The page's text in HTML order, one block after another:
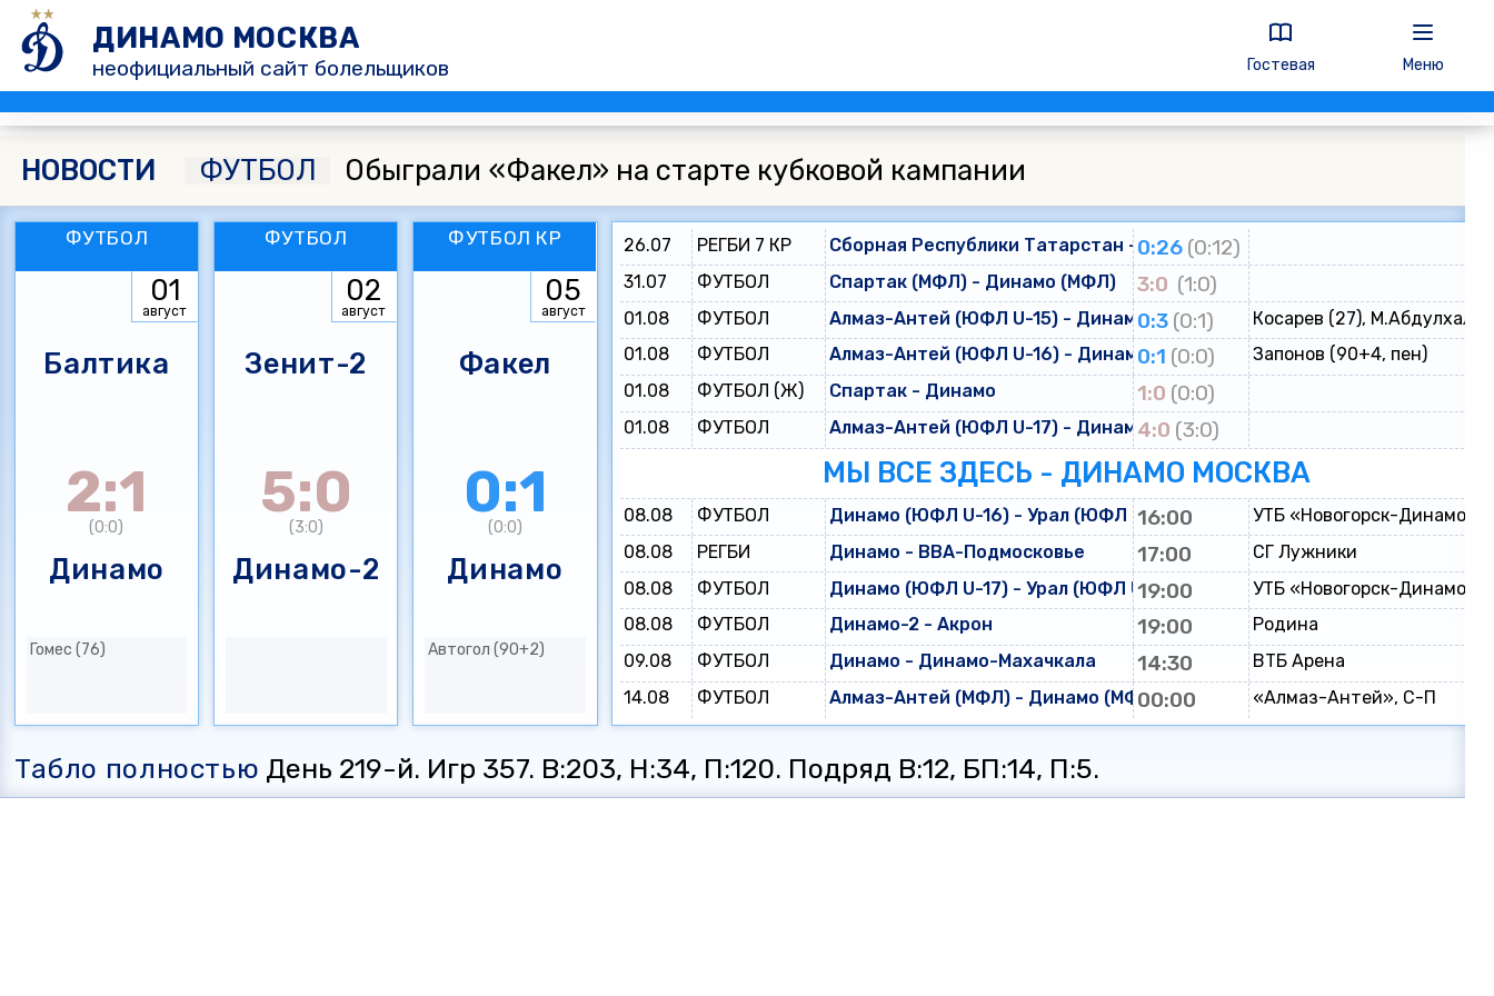
ДИНАМО МОСКВА
неофициальный сайт болельщиков Гостевая Меню
НОВОСТИ ФУТБОЛ Обыграли «Факел» на старте кубковой кампании
ФУТБОЛ
01
август
Балтика
2:1
(0:0)
Динамо
Гомес (76)
ФУТБОЛ
02
август
Зенит-2
5:0
(3:0)
Динамо-2
ФУТБОЛ КР
05
август
Факел
0:1
(0:0)
Динамо
Автогол (90+2)
26.07 РЕГБИ 7 КР Сборная Республики Татарстан - Динамо
0:26 (0:12)
31.07 ФУТБОЛ Спартак (МФЛ) - Динамо (МФЛ) 3:0 (1:0)
01.08 ФУТБОЛ Алмаз-Антей (ЮФЛ U-15) - Динамо (ЮФЛ U-15)
0:3 (0:1)
Косарев (27),
01.08
ФУТБОЛ Алмаз-Антей (ЮФЛ U-16) - Динамо (ЮФЛ U-16)
0:1 (0:0)
Запонов (90+4, пен)
01.08
ФУТБОЛ (Ж) Спартак - Динамо 1:0 (0:0)
01.08 ФУТБОЛ Алмаз-Антей (ЮФЛ U-17) - Динамо (ЮФЛ U-17)
4:0 (3:0)
МЫ ВСЕ ЗДЕСЬ - ДИНАМО МОСКВА
08.08 ФУТБОЛ Динамо (ЮФЛ U-16) - Урал (ЮФЛ U-16)
16:00
УТБ «Новогорск-Динамо»
08.08
РЕГБИ Динамо - ВВА-Подмосковье 17:00
СГ Лужники
08.08
ФУТБОЛ Динамо (ЮФЛ U-17) - Урал (ЮФЛ U-17)
19:00
УТБ «Новогорск-Динамо»
08.08
ФУТБОЛ Динамо-2 - Акрон 19:00
Родина
09.08
ФУТБОЛ Динамо - Динамо-Махачкала 14:30
ВТБ Арена
14.08
ФУТБОЛ Алмаз-Антей (МФЛ) - Динамо (МФЛ)00:00 «Алмаз-Антей», С-П
Табло полностью День 219-й. Игр 357. В:203, Н:34, П:120. Подряд В:12, БП:14, П:5.